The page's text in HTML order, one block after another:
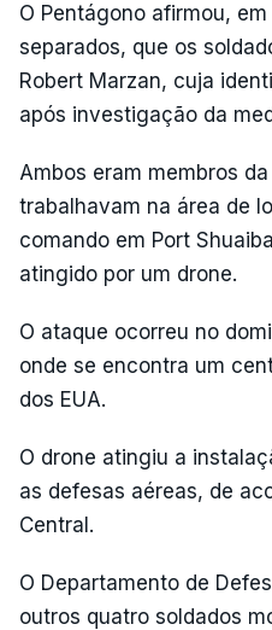
O Pentágono afirmou,
separados, que os
Robert Marzan, cuja
após investigação da
Ambos eram membros
trabalhavam na área de
comando em Port
atingido por um drone.
O ataque ocorreu no
onde se encontra um
dos EUA.
O drone atingiu a
as defesas aéreas, de
Central.
O Departamento de
outros quatro soldados